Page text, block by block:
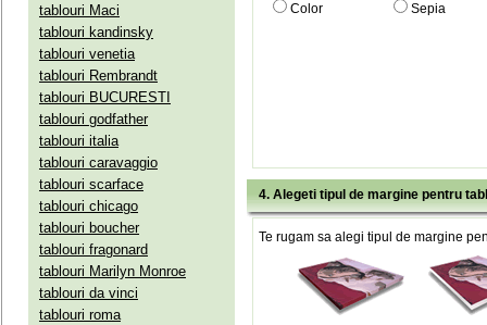
tablouri Maci
tablouri kandinsky
tablouri venetia
tablouri Rembrandt
tablouri BUCURESTI
tablouri godfather
tablouri italia
tablouri caravaggio
tablouri scarface
tablouri chicago
tablouri boucher
tablouri fragonard
tablouri Marilyn Monroe
tablouri da vinci
tablouri roma
Color Sepia
4. Alegeti tipul de margine pentru
Te rugam sa alegi tipul de margine